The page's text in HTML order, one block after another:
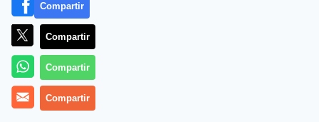
Más información
Compartir
Compartir
Compartir
Compartir